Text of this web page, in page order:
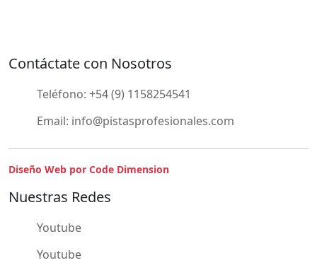
Contáctate con Nosotros
Teléfono: +54 (9) 1158254541
Email: info@pistasprofesionales.com
Diseño Web por Code Dimension
Nuestras Redes
Youtube
Youtube